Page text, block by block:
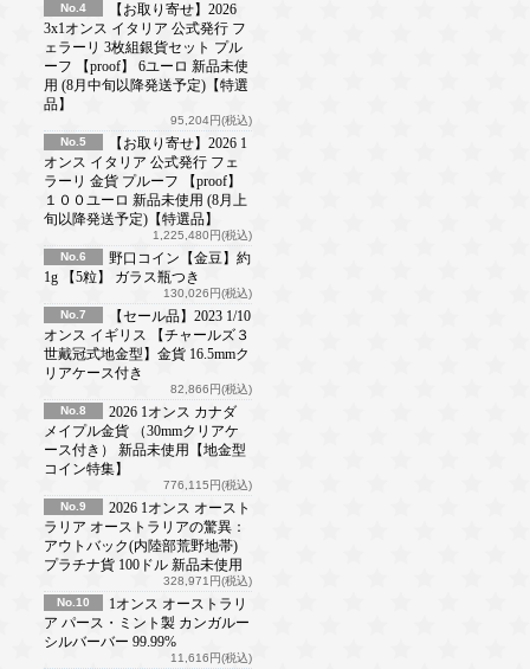
No.4
【お取り寄せ】2026
3x1オンス イタリア 公式発行 フ
ェラーリ 3枚組銀貨セット プル
ーフ 【proof】 6ユーロ 新品未使
用 (8月中旬以降発送予定)【特選
品】
95,204円(税込)
No.5
【お取り寄せ】2026 1
オンス イタリア 公式発行 フェ
ラーリ 金貨 プルーフ 【proof】
１００ユーロ 新品未使用 (8月上
旬以降発送予定)【特選品】
1,225,480円(税込)
No.6
野口コイン【金豆】約
1g 【5粒】 ガラス瓶つき
130,026円(税込)
No.7
【セール品】2023 1/10
オンス イギリス 【チャールズ３
世戴冠式地金型】金貨 16.5mmク
リアケース付き
82,866円(税込)
No.8
2026 1オンス カナダ
メイプル金貨 （30mmクリアケ
ース付き） 新品未使用【地金型
コイン特集】
776,115円(税込)
No.9
2026 1オンス オースト
ラリア オーストラリアの驚異：
アウトバック(内陸部荒野地帯)
プラチナ貨 100ドル 新品未使用
328,971円(税込)
No.10
1オンス オーストラリ
ア パース・ミント製 カンガルー
シルバーバー 99.99%
11,616円(税込)